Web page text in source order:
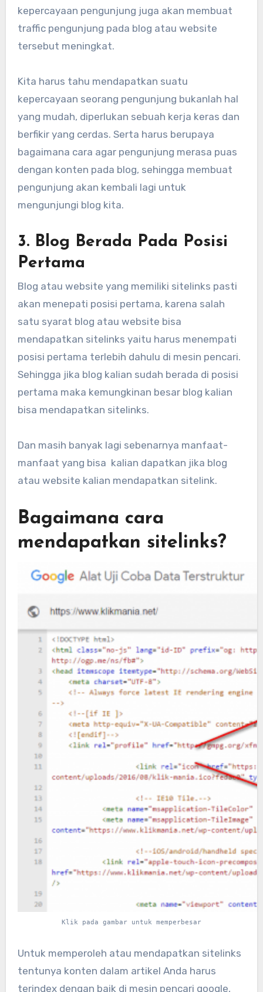
kepercayaan pengunjung juga akan membuat
traffic pengunjung pada blog atau website
tersebut meningkat.
Kita harus tahu mendapatkan suatu
kepercayaan seorang pengunjung bukanlah hal
yang mudah, diperlukan sebuah kerja keras dan
berfikir yang cerdas. Serta harus berupaya
bagaimana cara agar pengunjung merasa puas
dengan konten pada blog, sehingga membuat
pengunjung akan kembali lagi untuk
mengunjungi blog kita.
3. Blog Berada Pada Posisi
Pertama
Blog atau website yang memiliki sitelinks pasti
akan menepati posisi pertama, karena salah
satu syarat blog atau website bisa
mendapatkan sitelinks yaitu harus menempati
posisi pertama terlebih dahulu di mesin pencari.
Sehingga jika blog kalian sudah berada di posisi
pertama maka kemungkinan besar blog kalian
bisa mendapatkan sitelinks.
Dan masih banyak lagi sebenarnya manfaat-
manfaat yang bisa kalian dapatkan jika blog
atau website kalian mendapatkan sitelink.
Bagaimana cara
mendapatkan sitelinks?
Klik pada gambar untuk memperbesar
Untuk memperoleh atau mendapatkan sitelinks
tentunya konten dalam artikel Anda harus
terindex dengan baik di mesin pencari google,